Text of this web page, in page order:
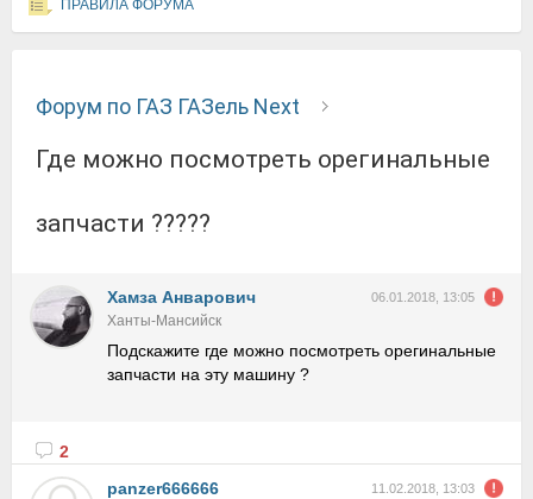
ПРАВИЛА ФОРУМА
Форум по ГАЗ ГАЗель Next
где можно посмотреть орегинальные
запчасти ?????
Хамза Анварович 06.01.2018, 13:05
Ханты-Мансийск
Подскажите где можно посмотреть орегинальные
запчасти на эту машину ?
2
panzer666666
11.02.2018, 13:03